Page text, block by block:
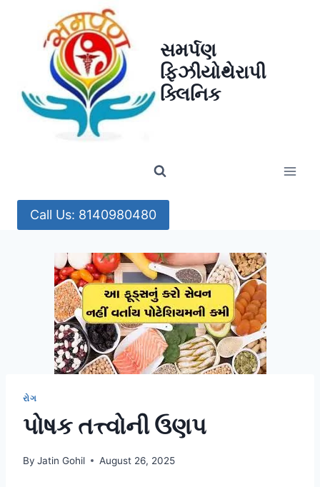
સમર્પણ
ફિઝીયોથેરાપી
ક્લિનિક
Call Us: 8140980480
રોગ
પોષક તત્ત્વોની ઉણપ
By Jatin Gohil August 26, 2025